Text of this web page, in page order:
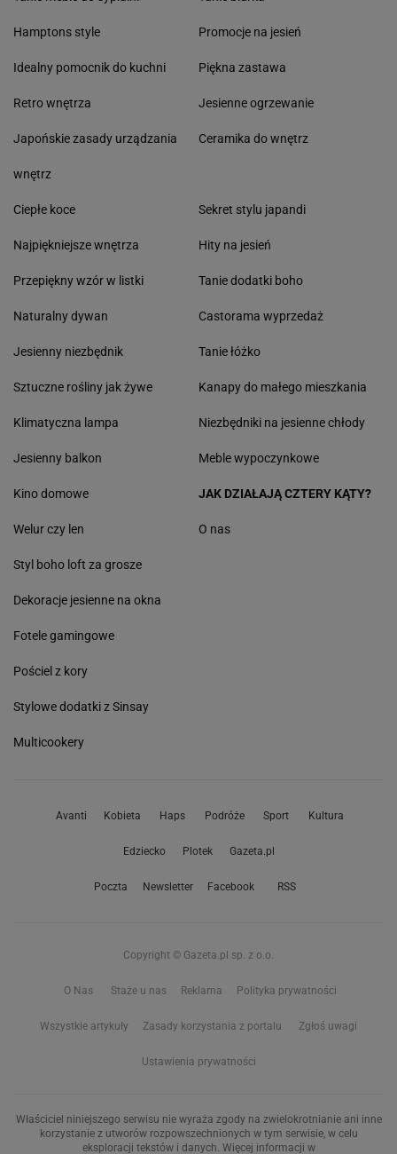
Hamptons style
Idealny pomocnik do kuchni
Retro wnętrza
Japońskie zasady urządzania
wnętrz
Promocje na jesień
Piękna zastawa
Jesienne ogrzewanie
Ceramika do wnętrz
Ciepłe koce
Najpiękniejsze wnętrza
Przepiękny wzór w listki
Naturalny dywan
Jesienny niezbędnik
Sztuczne rośliny jak żywe
Klimatyczna lampa
Jesienny balkon
Sekret stylu japandi
Hity na jesień
Tanie dodatki boho
Castorama wyprzedaż
Tanie łóżko
Kanapy do małego mieszkania
Niezbędniki na jesienne chłody
Meble wypoczynkowe
Kino domowe
Welur czy len
Styl boho loft za grosze
Dekoracje jesienne na okna
Fotele gamingowe
Pościel z kory
Stylowe dodatki z Sinsay
Multicookery
JAK DZIAŁAJĄ CZTERY KĄTY?
O nas
Avanti Kobieta Haps Podróże Sport Kultura
Edziecko Plotek Gazeta.pl
Poczta Newsletter Facebook RSS
Copyright © Gazeta.pl sp. z o.o.
O Nas Staże u nas Reklama Polityka prywatności
Wszystkie artykuły Zasady korzystania z portalu Zgłoś uwagi
Ustawienia prywatności
Właściciel niniejszego serwisu nie wyraża zgody na zwielokrotnianie ani inne
korzystanie z utworów rozpowszechnionych w tym serwisie, w celu
eksploracji tekstów i danych. Więcej informacji w